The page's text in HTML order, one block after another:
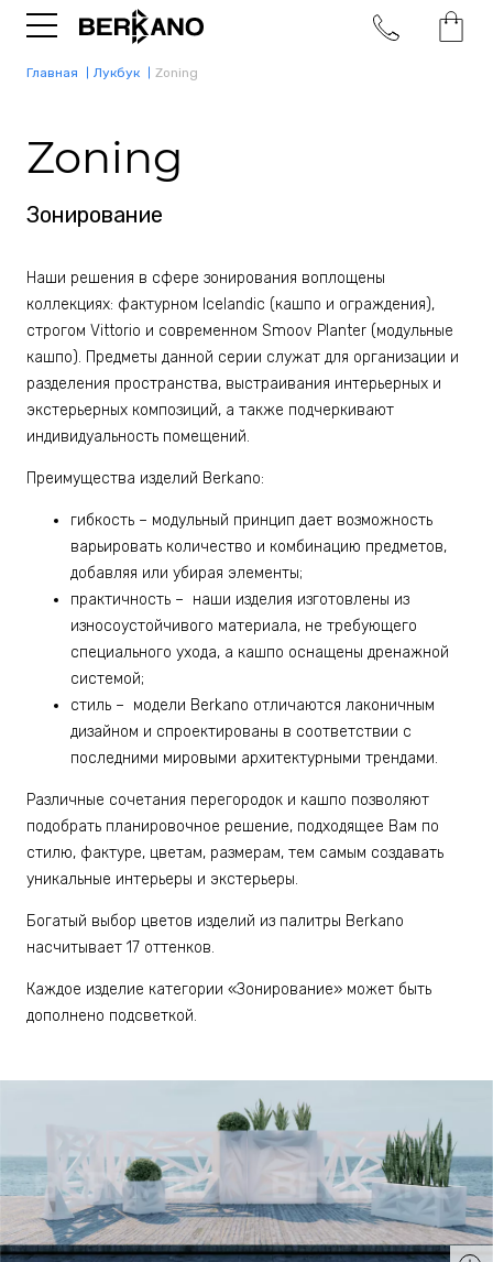
Главная Лукбук Zoning
Zoning
Зонирование
Наши решения в сфере зонирования воплощены
коллекциях: фактурном Icelandic (кашпо и ограждения),
строгом Vittorio и современном Smoov Planter (модульные
кашпо). Предметы данной серии служат для организации и
разделения пространства, выстраивания интерьерных и
экстерьерных композиций, а также подчеркивают
индивидуальность помещений.
Преимущества изделий Berkano:
гибкость – модульный принцип дает возможность
варьировать количество и комбинацию предметов,
добавляя или убирая элементы;
практичность – наши изделия изготовлены из
износоустойчивого материала, не требующего
специального ухода, а кашпо оснащены дренажной
системой;
стиль – модели Berkano отличаются лаконичным
дизайном и спроектированы в соответствии с
последними мировыми архитектурными трендами.
Различные сочетания перегородок и кашпо позволяют
подобрать планировочное решение, подходящее Вам по
стилю, фактуре, цветам, размерам, тем самым создавать
уникальные интерьеры и экстерьеры.
Богатый выбор цветов изделий из палитры Berkano
насчитывает 17 оттенков.
Каждое изделие категории «Зонирование» может быть
дополнено подсветкой.